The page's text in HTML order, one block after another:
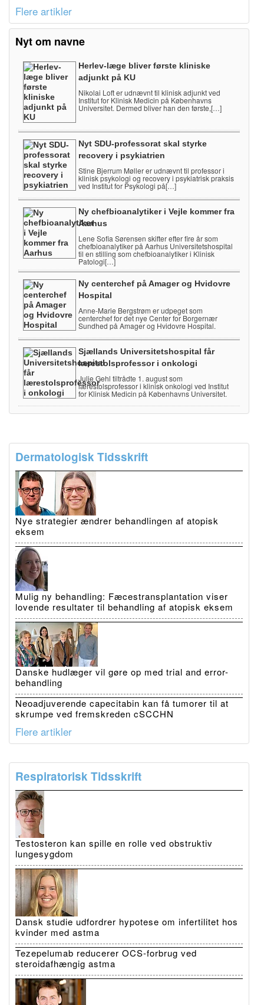
Flere artikler
Nyt om navne
Herlev-læge bliver første kliniske
adjunkt på KU
Nikolai Loft er udnævnt til klinisk adjunkt ved
Institut for Klinisk Medicin på Københavns
Universitet. Dermed bliver han den første,[…]
Nyt SDU-professorat skal styrke
recovery i psykiatrien
Stine Bjerrum Møller er udnævnt til professor i
klinisk psykologi og recovery i psykiatrisk praksis
ved Institut for Psykologi på[…]
Ny chefbioanalytiker i Vejle kommer fra
Aarhus
Lene Sofia Sørensen skifter efter fire år som
chefbioanalytiker på Aarhus Universitetshospital
til en stilling som chefbioanalytiker i Klinisk
Patologi[…]
Ny centerchef på Amager og Hvidovre
Hospital
Anne-Marie Bergstrøm er udpeget som
centerchef for det nye Center for Borgernær
Sundhed på Amager og Hvidovre Hospital.
Sjællands Universitetshospital får
lærestolsprofessor i onkologi
Julie Gehl tiltrådte 1. august som
lærestolsprofessor i klinisk onkologi ved Institut
for Klinisk Medicin på Københavns Universitet.
Dermatologisk Tidsskrift
Nye strategier ændrer behandlingen af atopisk
eksem
Mulig ny behandling: Fæcestransplantation viser
lovende resultater til behandling af atopisk eksem
Danske hudlæger vil gøre op med trial and error-
behandling
Neoadjuverende capecitabin kan få tumorer til at
skrumpe ved fremskreden cSCCHN
Flere artikler
Respiratorisk Tidsskrift
Testosteron kan spille en rolle ved obstruktiv
lungesygdom
Dansk studie udfordrer hypotese om infertilitet hos
kvinder med astma
Tezepelumab reducerer OCS-forbrug ved
steroidafhængig astma